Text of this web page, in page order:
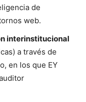
de
web.
interinstitucional
a través de
en los que EY